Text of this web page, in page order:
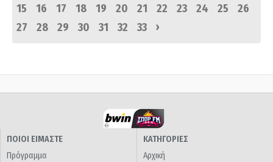
15
16 17 18 19 20 21 22 23 24 25
26
27
28 29 30 31 32 33 ›
ΠΟΙΟΙ ΕΙΜΑΣΤΕ
Πρόγραμμα
ΚΑΤΗΓΟΡΙΕΣ
Αρχική